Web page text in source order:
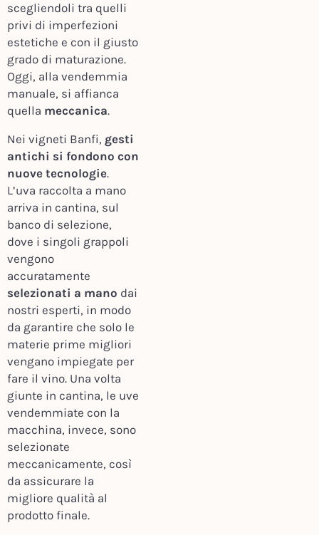
scegliendoli tra quelli
privi di imperfezioni
estetiche e con il giusto
grado di maturazione.
Oggi, alla vendemmia
manuale, si affianca
quella meccanica.
Nei vigneti Banfi, gesti
antichi si fondono con
nuove tecnologie.
L’uva raccolta a mano
arriva in cantina, sul
banco di selezione,
dove i singoli grappoli
vengono
accuratamente
selezionati a mano dai
nostri esperti, in modo
da garantire che solo le
materie prime migliori
vengano impiegate per
fare il vino. Una volta
giunte in cantina, le uve
vendemmiate con la
macchina, invece, sono
selezionate
meccanicamente, così
da assicurare la
migliore qualità al
prodotto finale.